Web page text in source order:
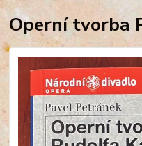
Operní tvorba